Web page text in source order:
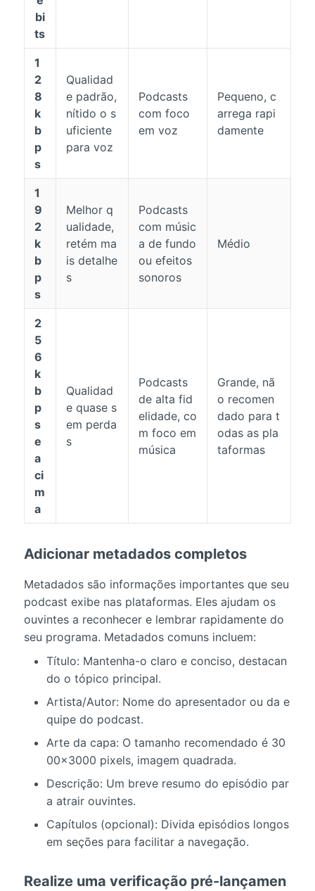
bi
ts
1
2
8
k
b
p
s
Qualidad
e padrão,
nítido o s
uficiente
para voz
Podcasts
com foco
em voz
Pequeno, c
arrega rapi
damente
1
9
2
k
b
p
s
Melhor q
ualidade,
retém ma
is detalhe
s
Podcasts
com músic
a de fundo
ou efeitos
sonoros
Médio
2
5
6
k
b
p
s
e
a
ci
m
a
Qualidad
e quase s
em perda
s
Podcasts
de alta fid
elidade, co
m foco em
música
Grande, nã
o recomen
dado para t
odas as pla
taformas
Adicionar metadados completos
Metadados são informações importantes que seu
podcast exibe nas plataformas. Eles ajudam os
ouvintes a reconhecer e lembrar rapidamente do
seu programa. Metadados comuns incluem:
Título: Mantenha-o claro e conciso, destacan
do o tópico principal.
Artista/Autor: Nome do apresentador ou da e
quipe do podcast.
Arte da capa: O tamanho recomendado é 30
00×3000 pixels, imagem quadrada.
Descrição: Um breve resumo do episódio par
a atrair ouvintes.
Capítulos (opcional): Divida episódios longos
em seções para facilitar a navegação.
Realize uma verificação pré-lançamen